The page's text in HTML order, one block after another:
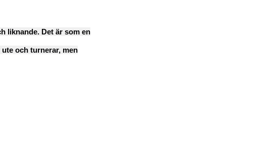
liknande. Det är som en
och turnerar, men